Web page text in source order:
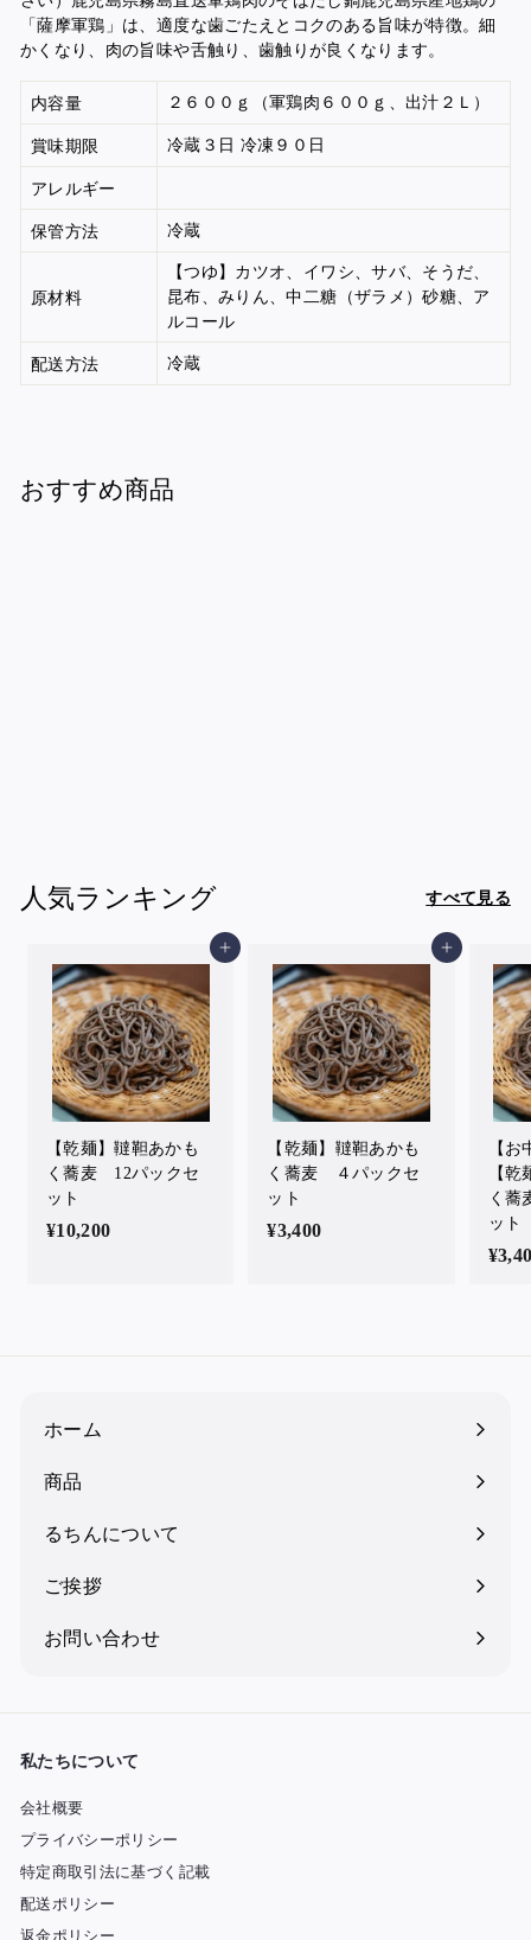
「薩摩軍鶏」は、適度な歯ごたえとコクのある旨味が特徴。細
かくなり、肉の旨味や舌触り、歯触りが良くなります。
内容量 ２６００ｇ（軍鶏肉６００ｇ、出汁２Ｌ）
賞味期限 冷蔵３日 冷凍９０日
アレルギー
保管方法 冷蔵
原材料
【つゆ】カツオ、イワシ、サバ、そうだ、
昆布、みりん、中二糖（ザラメ）砂糖、ア
ルコール
配送方法 冷蔵
おすすめ商品
0
人気ランキング すべて見る
カートに入れる
【乾麺】韃靼あかも
く蕎麦 12パックセ
ット
¥10,200
カートに入れる
【乾麺】韃靼あかも
く蕎麦 ４パックセ
ット
¥3,400
【
【
く
ット
ホーム
商品
るちんについて
ご挨拶
お問い合わせ
私たちについて
会社概要
プライバシーポリシー
特定商取引法に基づく記載
配送ポリシー
返金ポリシー